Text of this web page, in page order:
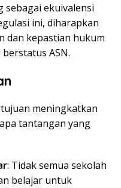
sebagai ekuivalensi
ini, diharapkan
dan kepastian hukum
ASN.
meningkatkan
tantangan yang
: Tidak semua sekolah
belajar untuk